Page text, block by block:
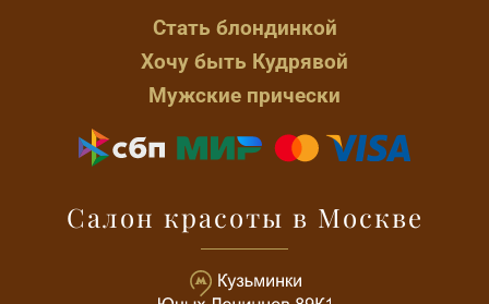
Стать блондинкой
Хочу быть Кудрявой
Мужские прически
Салон красоты в Москве